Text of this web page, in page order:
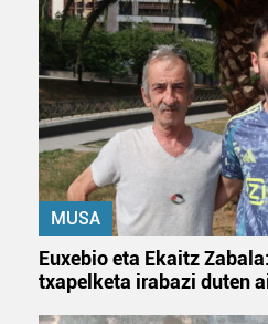
MUSA
Euxebio eta Ekaitz
txapelketa irabazi duten